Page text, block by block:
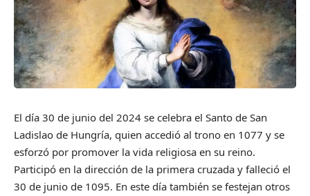
El día 30 de junio del 2024 se celebra el Santo de San
Ladislao de Hungría, quien accedió al trono en 1077 y se
esforzó por promover la vida religiosa en su reino.
Participó en la dirección de la primera cruzada y falleció el
30 de junio de 1095. En este día también se festejan otros